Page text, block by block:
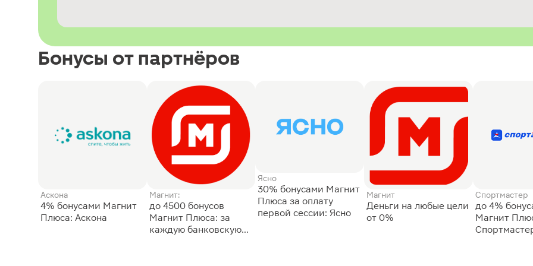
Бонусы от партнёров
Аскона
4% бонусами Магнит
Плюса: Аскона
Магнит:
до 4500 бонусов
Магнит Плюса: за
каждую банковскую
Ясно
30% бонусами Магнит
Плюса за оплату
первой сессии: Ясно
Магнит
Деньги на любые цели
от 0%
Спортмастер
до 4%
Магнит